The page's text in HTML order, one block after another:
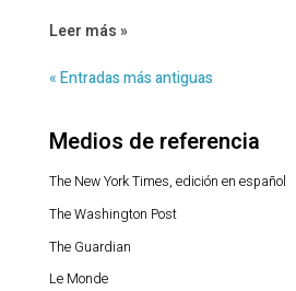
Leer más »
« Entradas más antiguas
Medios de referencia
The New York Times, edición en español
The Washington Post
The Guardian
Le Monde